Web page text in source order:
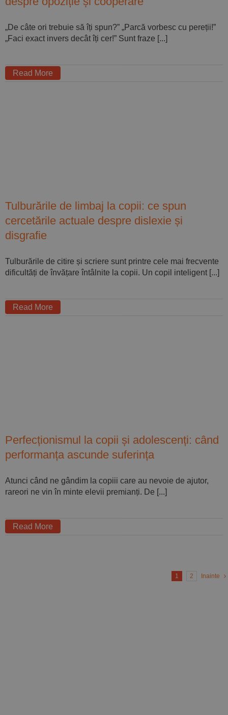
„De câte ori trebuie să îți spun?” „Parcă vorbesc cu pereții!”
„Faci exact invers decât îți cer!” Sunt fraze [...]
Read More
Tulburările de limbaj la copii: ce spun
cercetările actuale despre dislexie și
disgrafie
Tulburările de citire și scriere sunt printre cele mai frecvente
dificultăți de învățare întâlnite la copii. Un copil inteligent [...]
Read More
Perfecționismul la copii și adolescenți: când
performanța ascunde suferința
Atunci când ne gândim la copiii care au nevoie de ajutor,
rareori ne vin în minte elevii premianți. De [...]
Read More
1 2 Inainte